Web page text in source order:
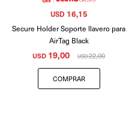
Secure Holder Soporte llavero para
AirTag Black
USD 19,00 USD22,00
USD 16,15